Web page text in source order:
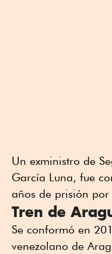
Un exministro de
García Luna, fue
años de prisión
Tren de
Se conformó en
venezolano de